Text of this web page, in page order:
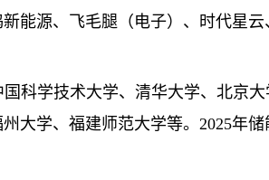
新能源、飞毛腿（电子）、时代星
国科学技术大学、清华大学、北京
大学、福建师范大学等。 2025年储